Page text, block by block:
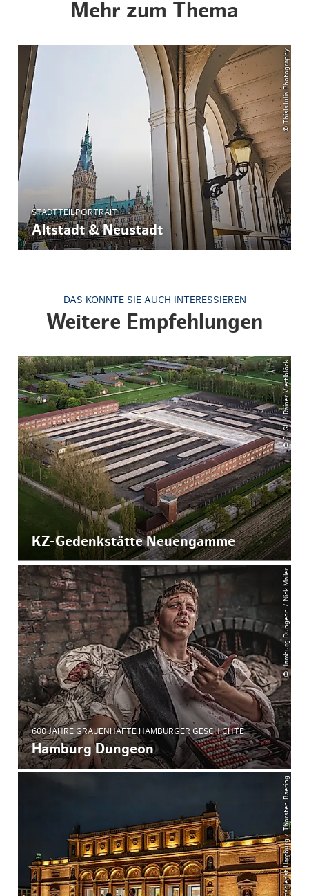
Mehr zum Thema
© ThisIsJulia Photography
STADTTEILPORTRAIT
Altstadt & Neustadt
DAS KÖNNTE SIE AUCH INTERESSIEREN
Weitere Empfehlungen
© SHGL / Rainer Viertlblöck
KZ-Gedenkstätte Neuengamme
© Hamburg Dungeon / Nick Mailer
600 JAHRE GRAUENHAFTE HAMBURGER GESCHICHTE
Hamburg Dungeon
© Museumsdienst Hamburg / Thorsten Baering